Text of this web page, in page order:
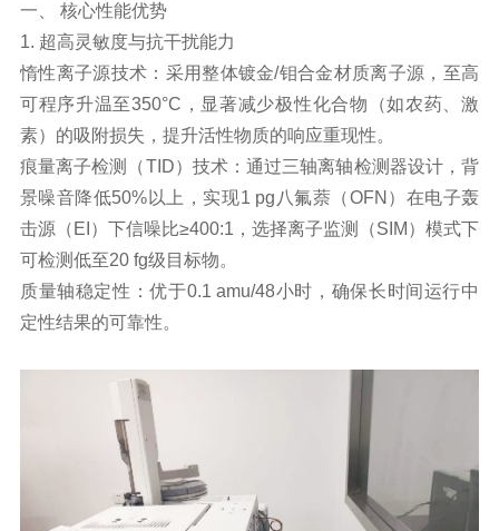
一、 核心性能优势
1. 超高灵敏度与抗干扰能力
惰性离子源技术：采用整体镀金/钼合金材质离子源，至高
可程序升温至350°C，显著减少极性化合物（如农药、激
素）的吸附损失，提升活性物质的响应重现性。
痕量离子检测（TID）技术：通过三轴离轴检测器设计，背
景噪音降低50%以上，实现1 pg八氟萘（OFN）在电子轰
击源（EI）下信噪比≥400:1，选择离子监测（SIM）模式下
可检测低至20 fg级目标物。
质量轴稳定性：优于0.1 amu/48小时，确保长时间运行中
定性结果的可靠性。